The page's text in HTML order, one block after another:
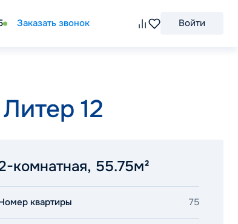
Заказать звонок Войти
12
комнатная, 55.75м²
квартиры 75